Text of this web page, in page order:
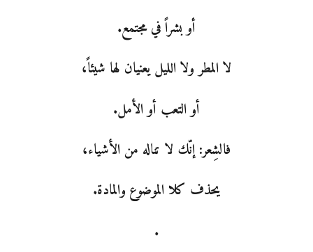
أو بشراً في مجتمع.
لا المطر ولا الليل يعنيان لها شيئاً،
أو التعب أو الأمل.
فالشِعر: إنّك لا تناله من الأشياء،
يحذف كلا الموضوع والمادة.
.